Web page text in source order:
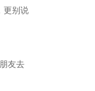
更别说
友去